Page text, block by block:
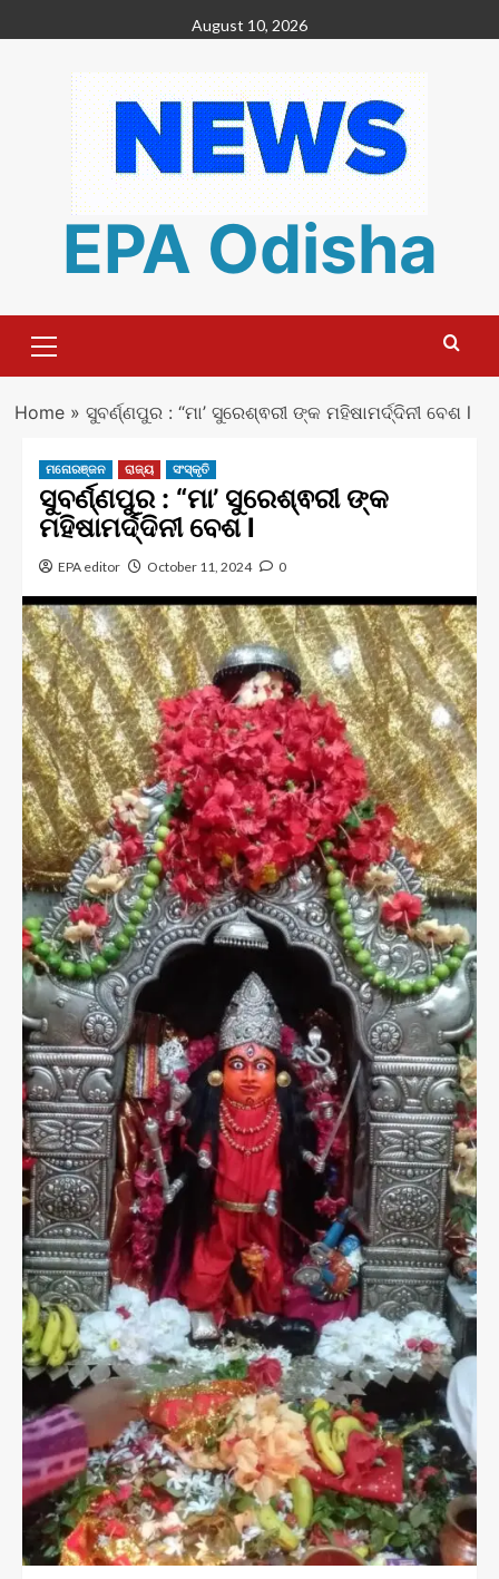
to
August 10, 2026
EPA Odisha
Menu
Home» ସୁବର୍ଣ୍ଣପୁର : “ମା’ ସୁରେଶ୍ଵରୀ ଙ୍କ ମହିଷାମର୍ଦ୍ଦିନୀ ବେଶ l
ମନୋରଞ୍ଜନ ରାଜ୍ୟ ସଂସ୍କୃତି
ସୁବର୍ଣ୍ଣପୁର : “ମା’ ସୁରେଶ୍ଵରୀ ଙ୍କ
ମହିଷାମର୍ଦ୍ଦିନୀ ବେଶ l
EPA editor October 11, 2024 0